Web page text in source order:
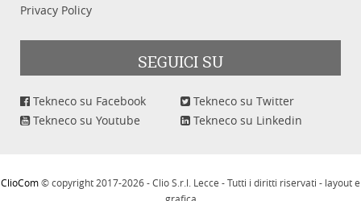
Privacy Policy
SEGUICI SU
Tekneco su Facebook
Tekneco su Twitter
Tekneco su Youtube
Tekneco su Linkedin
ClioCom© copyright 2017-2026 - Clio S.r.l. Lecce - Tutti i diritti riservati - layout e